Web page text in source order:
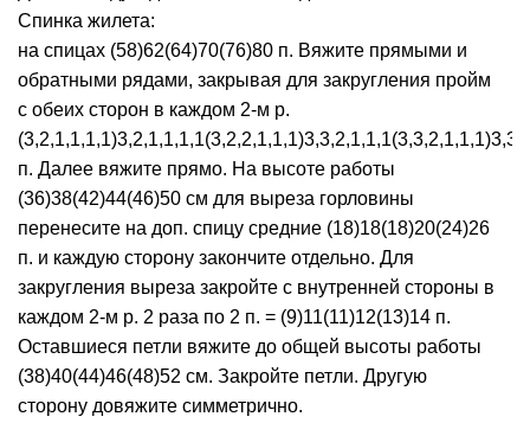
Спинка жилета:
на спицах (58)62(64)70(76)80 п. Вяжите прямыми и
обратными рядами, закрывая для закругления пройм
с обеих сторон в каждом 2-м р.
п. Далее вяжите прямо. На высоте работы
(36)38(42)44(46)50 см для выреза горловины
перенесите на доп. спицу средние (18)18(18)20(24)26
п. и каждую сторону закончите отдельно. Для
закругления выреза закройте с внутренней стороны в
каждом 2-м р. 2 раза по 2 п. = (9)11(11)12(13)14 п.
Оставшиеся петли вяжите до общей высоты работы
(38)40(44)46(48)52 см. Закройте петли. Другую
сторону довяжите симметрично.